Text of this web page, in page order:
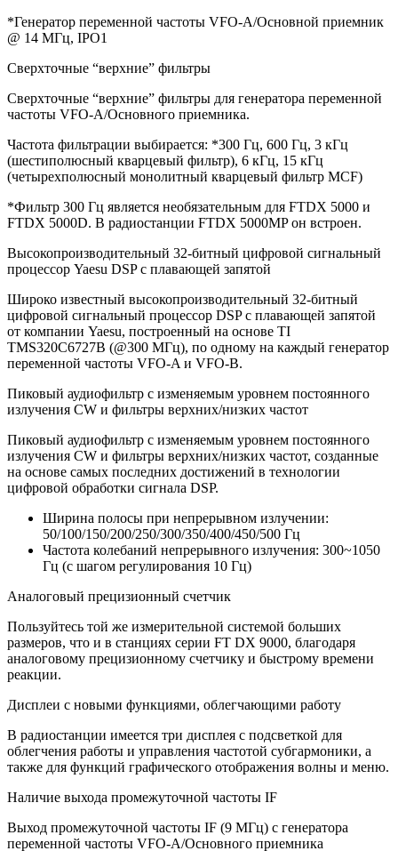
*Генератор переменной частоты VFO-A/Основной приемник
@ 14 МГц, IPO1
Сверхточные “верхние” фильтры
Сверхточные “верхние” фильтры для генератора переменной
частоты VFO-A/Основного приемника.
Частота фильтрации выбирается: *300 Гц, 600 Гц, 3 кГц
(шестиполюсный кварцевый фильтр), 6 кГц, 15 кГц
(четырехполюсный монолитный кварцевый фильтр MCF)
*Фильтр 300 Гц является необязательным для FTDX 5000 и
FTDX 5000D. В радиостанции FTDX 5000MP он встроен.
Высокопроизводительный 32-битный цифровой сигнальный
процессор Yaesu DSP с плавающей запятой
Широко известный высокопроизводительный 32-битный
цифровой сигнальный процессор DSP с плавающей запятой
от компании Yaesu, построенный на основе TI
TMS320C6727B (@300 МГц), по одному на каждый генератор
переменной частоты VFO-A и VFO-B.
Пиковый аудиофильтр с изменяемым уровнем постоянного
излучения CW и фильтры верхних/низких частот
Пиковый аудиофильтр с изменяемым уровнем постоянного
излучения CW и фильтры верхних/низких частот, созданные
на основе самых последних достижений в технологии
цифровой обработки сигнала DSP.
Ширина полосы при непрерывном излучении:
50/100/150/200/250/300/350/400/450/500 Гц
Частота колебаний непрерывного излучения: 300~1050
Гц (с шагом регулирования 10 Гц)
Аналоговый прецизионный счетчик
Пользуйтесь той же измерительной системой больших
размеров, что и в станциях серии FT DX 9000, благодаря
аналоговому прецизионному счетчику и быстрому времени
реакции.
Дисплеи с новыми функциями, облегчающими работу
В радиостанции имеется три дисплея с подсветкой для
облегчения работы и управления частотой субгармоники, а
также для функций графического отображения волны и меню.
Наличие выхода промежуточной частоты IF
Выход промежуточной частоты IF (9 МГц) с генератора
переменной частоты VFO-A/Основного приемника